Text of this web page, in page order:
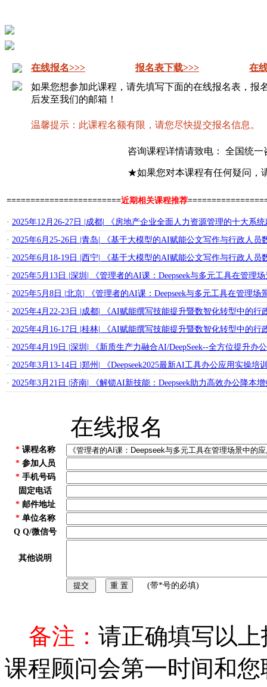
在线报名>>> 报名表下载>>>
在
如果您想参加此课程，请先填写下面的在线报名表，报
后发至我们的邮箱！
温馨提示：此课程名额有限，请您尽快提交报名信息。
咨询课程详情请致电： 全国统
★如果您对本课程有任何疑问，
========================近期相关课程推荐
· 2025年12月26-27日 |成都| 《房地产企业全面人力资源管理的十大系
· 2025年6月25-26日 |青岛| 《基于大模型的AI赋能公文写作与行政人员
· 2025年6月18-19日 |西宁| 《基于大模型的AI赋能公文写作与行政人员
· 2025年5月13日 |深圳| 《管理者的AI课：Deepseek与多元工具在管理
· 2025年5月8日 |北京| 《管理者的AI课：Deepseek与多元工具在管理场
· 2025年4月22-23日 |成都| 《AI赋能撰写技能提升暨数智化转型中的
· 2025年4月16-17日 |桂林| 《AI赋能撰写技能提升暨数智化转型中的
· 2025年4月19日 |深圳| 《新质生产力融合AI/DeepSeek--全方位提升办
· 2025年3月13-14日 |郑州| 《Deepseek2025最新AI工具办公应用实操培
· 2025年3月21日 |济南| 《解锁AI新技能：Deepseek助力高效办公降本
在线报名
*课程名称
*参加人员
*手机号码
固定电话
*邮件地址
*单位名称
Q Q/微信号
其他说明
(带*号的必填)
备注： 请正确填写以
课程顾问会第一时间和